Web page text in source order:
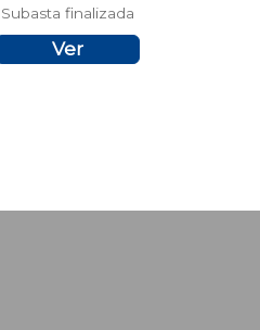
Subasta finalizada
Ver